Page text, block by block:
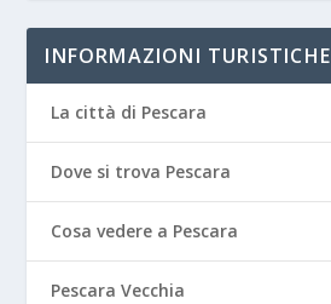
INFORMAZIONI TURISTICHE
La città di Pescara
Dove si trova Pescara
Cosa vedere a Pescara
Pescara Vecchia